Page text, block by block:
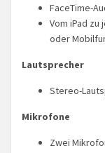
FaceTime-
Vom iPad zu
oder
Lautsprecher
Stereo-
Mikrofone
Zwei